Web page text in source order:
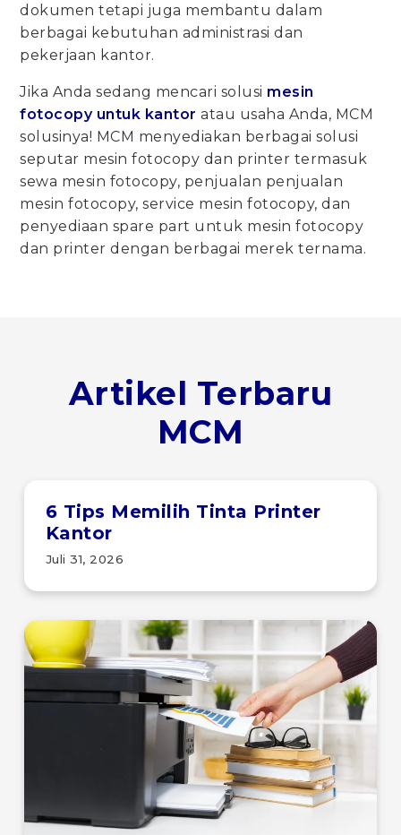
dokumen tetapi juga membantu dalam
berbagai kebutuhan administrasi dan
pekerjaan kantor.
Jika Anda sedang mencari solusi mesin
fotocopy untuk kantor atau usaha Anda, MCM
solusinya! MCM menyediakan berbagai solusi
seputar mesin fotocopy dan printer termasuk
sewa mesin fotocopy, penjualan penjualan
mesin fotocopy, service mesin fotocopy, dan
penyediaan spare part untuk mesin fotocopy
dan printer dengan berbagai merek ternama.
Artikel Terbaru
MCM
6 Tips Memilih Tinta Printer
Kantor
Juli 31, 2026